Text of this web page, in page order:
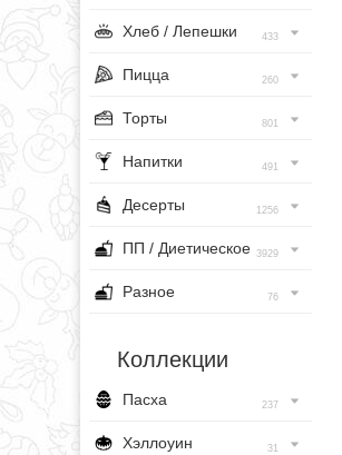
Хлеб / Лепешки 433
Пицца 260
Торты 801
Напитки 491
Десерты 1256
ПП / Диетическое 3929
Разное 76
Коллекции
Пасха 237
Хэллоуин 31